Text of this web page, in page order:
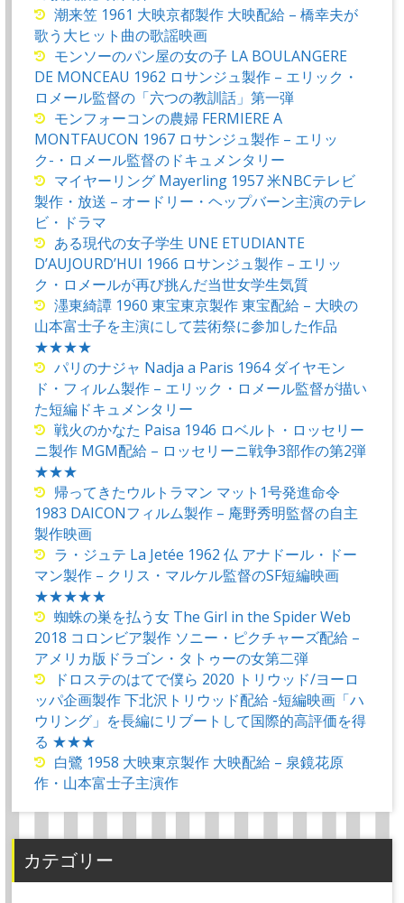
潮来笠 1961 大映京都製作 大映配給 – 橋幸夫が
歌う大ヒット曲の歌謡映画
モンソーのパン屋の女の子 LA BOULANGERE
DE MONCEAU 1962 ロサンジュ製作 – エリック・
ロメール監督の「六つの教訓話」第一弾
モンフォーコンの農婦 FERMIERE A
MONTFAUCON 1967 ロサンジュ製作 – エリッ
ク-・ロメール監督のドキュメンタリー
マイヤーリング Mayerling 1957 米NBCテレビ
製作・放送 – オードリー・ヘップバーン主演のテレ
ビ・ドラマ
ある現代の女子学生 UNE ETUDIANTE
D’AUJOURD’HUI 1966 ロサンジュ製作 – エリッ
ク・ロメールが再び挑んだ当世女学生気質
濹東綺譚 1960 東宝東京製作 東宝配給 – 大映の
山本富士子を主演にして芸術祭に参加した作品
★★★★
パリのナジャ Nadja a Paris 1964 ダイヤモン
ド・フィルム製作 – エリック・ロメール監督が描い
た短編ドキュメンタリー
戦火のかなた Paisa 1946 ロベルト・ロッセリー
ニ製作 MGM配給 – ロッセリーニ戦争3部作の第2弾
★★★
帰ってきたウルトラマン マット1号発進命令
1983 DAICONフィルム製作 – 庵野秀明監督の自主
製作映画
ラ・ジュテ La Jetée 1962 仏 アナドール・ドー
マン製作 – クリス・マルケル監督のSF短編映画
★★★★★
蜘蛛の巣を払う女 The Girl in the Spider Web
2018 コロンビア製作 ソニー・ピクチャーズ配給 –
アメリカ版ドラゴン・タトゥーの女第二弾
ドロステのはてで僕ら 2020 トリウッド/ヨーロ
ッパ企画製作 下北沢トリウッド配給 -短編映画「ハ
ウリング」を長編にリブートして国際的高評価を得
る ★★★
白鷺 1958 大映東京製作 大映配給 – 泉鏡花原
作・山本富士子主演作
カテゴリー